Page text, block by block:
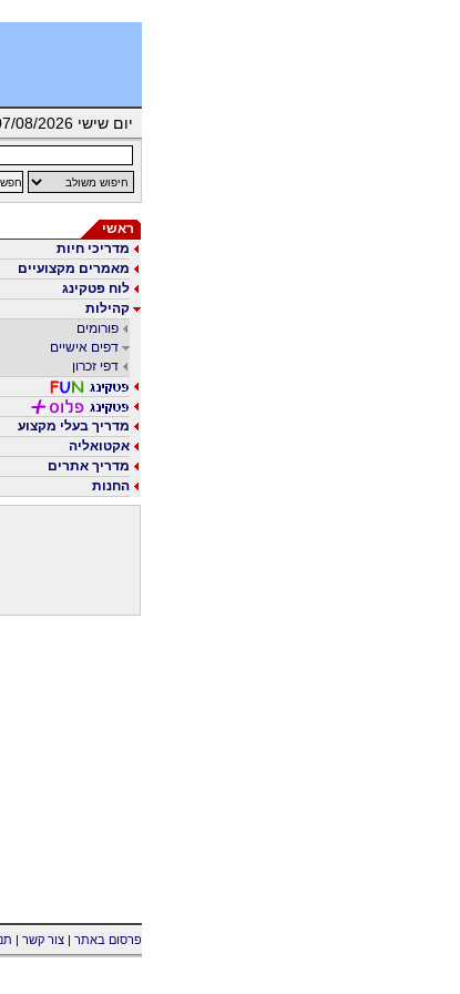
יום שישי 07/08/2026, 17:28 | ברוך/ה הבא/ה אורח/ת |
ראשי
מדריכי חיות
מאמרים מקצועיים
לוח פטקינג
קהילות
פורומים
דפים אישיים
דפי זכרון
מדריך בעלי מקצוע
אקטואליה
מדריך אתרים
החנות
פרסום באתר | צור קשר |